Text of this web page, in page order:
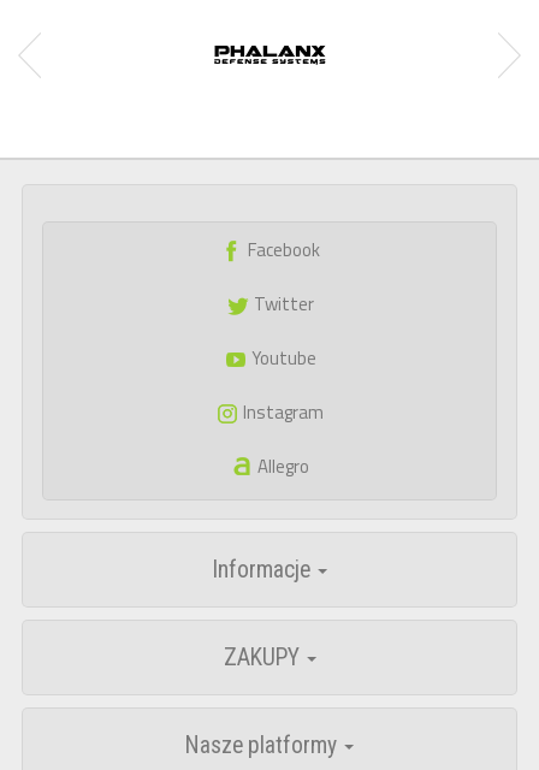
Facebook
Twitter
Youtube
Instagram
Allegro
Informacje
ZAKUPY
Nasze platformy